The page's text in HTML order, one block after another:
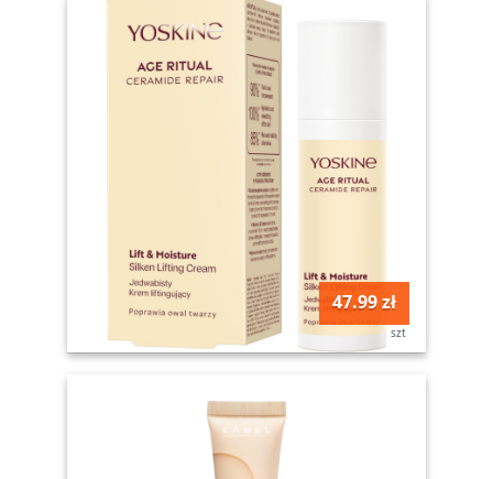
47.99 zł
szt